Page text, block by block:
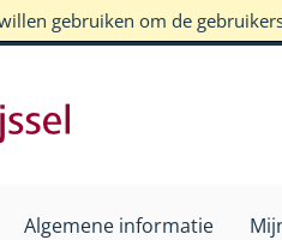
gebruiken om de
Algemene informatie